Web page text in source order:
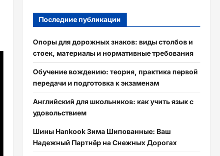
Последние публикации
Опоры для дорожных знаков: виды столбов и
стоек, материалы и нормативные требования
Обучение вождению: теория, практика первой
передачи и подготовка к экзаменам
Английский для школьников: как учить язык с
удовольствием
Шины Hankook Зима Шипованные: Ваш
Надежный Партнёр на Снежных Дорогах